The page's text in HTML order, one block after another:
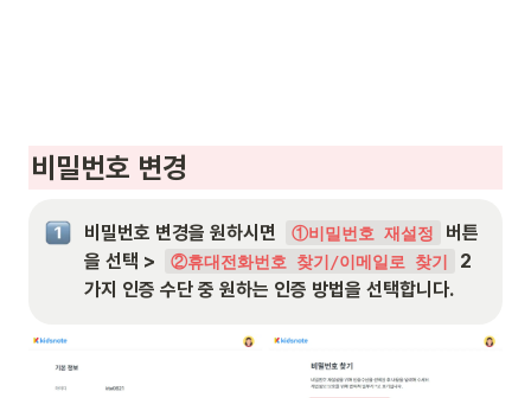
비밀번호 변경
비밀번호 변경을 원하시면 ①비밀번호 재설정
버튼
을 선택 >
②휴대전화번호 찾기/이메일로 찾기
2
가지 인증 수단 중 원하는 인증 방법을 선택합니다.